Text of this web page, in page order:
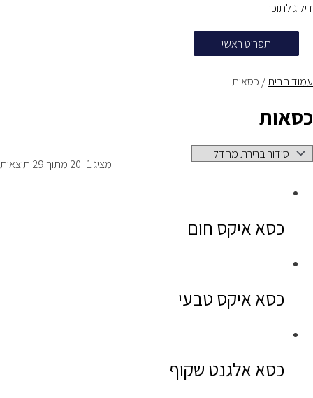
דילוג לתוכן
תפריט ראשי
עמוד הבית/ כסאות
כסאות
מציג 1–20 מתוך 29 תוצאות
כסא איקס חום
כסא איקס טבעי
כסא אלגנט שקוף